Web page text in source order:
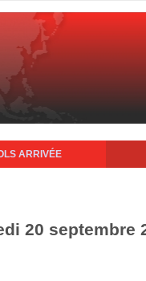
ARRIVÉE
20 septembre